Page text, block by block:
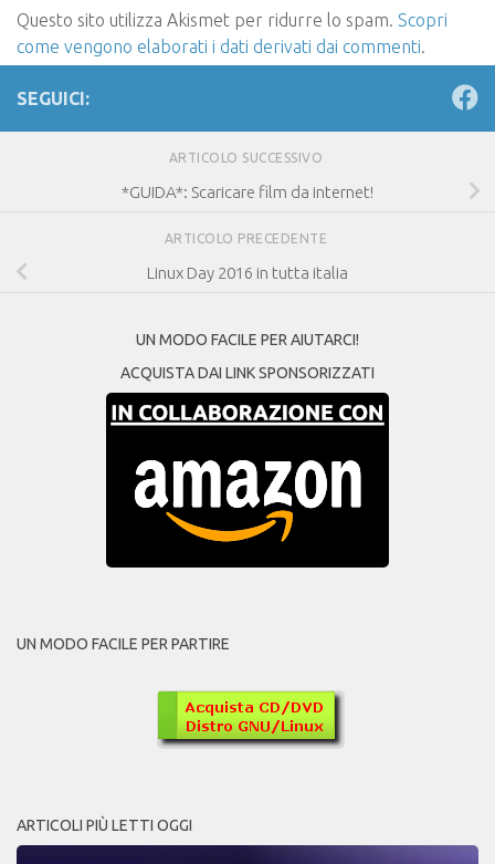
Questo sito utilizza Akismet per ridurre lo spam. Scopri
come vengono elaborati i dati derivati dai commenti.
SEGUICI:
ARTICOLO SUCCESSIVO
*GUIDA*: Scaricare film da internet!
ARTICOLO PRECEDENTE
Linux Day 2016 in tutta italia
UN MODO FACILE PER AIUTARCI!
ACQUISTA DAI LINK SPONSORIZZATI
UN MODO FACILE PER PARTIRE
ARTICOLI PIÙ LETTI OGGI